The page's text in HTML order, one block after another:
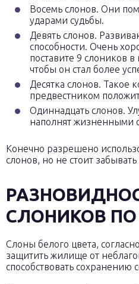
Восемь слонов. Они
ударами судьбы.
Девять слонов.
способности. Очень
поставите 9 слоников
чтобы он стал более
Десятка слонов. Такое
предвестником
Одиннадцать слонов.
наполнят жизненными
Конечно разрешено
слонов, но не стоит
СЛОНИКОВ
Слоны белого цвета,
защитить жилище от
способствовать сохранению